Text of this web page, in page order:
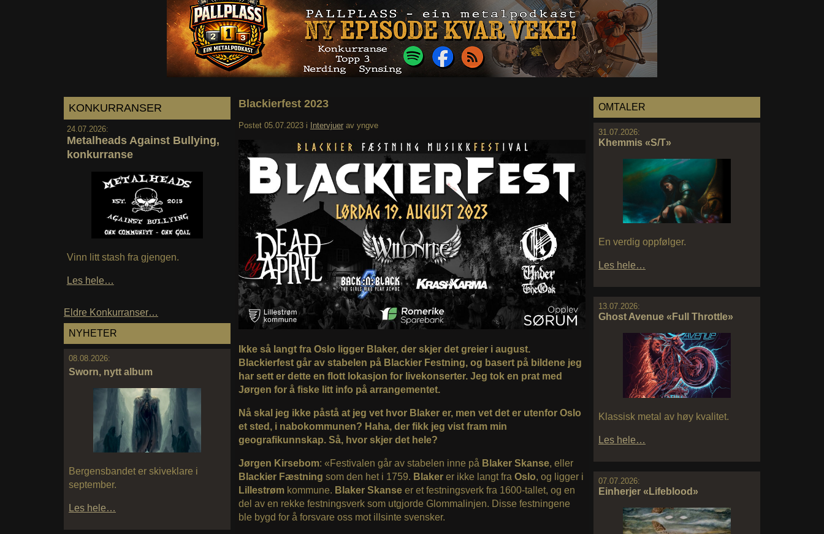
KONKURRANSER
24.07.2026:
Metalheads Against Bullying,
konkurranse
Vinn litt stash fra gjengen.
Les hele…
Eldre Konkurranser…
NYHETER
08.08.2026:
Sworn, nytt album
Bergensbandet er skiveklare i
september.
Les hele…
OMTALER
31.07.2026:
Khemmis «S/T»
En verdig oppfølger.
Les hele…
13.07.2026:
Ghost Avenue «Full Throttle»
Klassisk metal av høy kvalitet.
Les hele…
07.07.2026:
Einherjer «Lifeblood»
Blackierfest 2023
Postet 05.07.2023 i Intervjuer av yngve
Ikke så langt fra Oslo ligger Blaker, der skjer det greier i august.
Blackierfest går av stabelen på Blackier Festning, og basert på bildene jeg
har sett er dette en flott lokasjon for livekonserter. Jeg tok en prat med
Jørgen for å fiske litt info på arrangementet.
Nå skal jeg ikke påstå at jeg vet hvor Blaker er, men vet det er utenfor Oslo
et sted, i nabokommunen? Haha, der fikk jeg vist fram min
geografikunnskap. Så, hvor skjer det hele?
Jørgen Kirsebom: «Festivalen går av stabelen inne på Blaker Skanse, eller
Blackier Fæstning som den het i 1759. Blaker er ikke langt fra Oslo, og ligger i
Lillestrøm kommune. Blaker Skanseer et festningsverk fra 1600-tallet, og en
del av en rekke festningsverk som utgjorde Glommalinjen. Disse festningene
ble bygd for å forsvare oss mot illsinte svensker.